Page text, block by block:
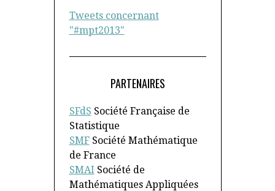
Tweets concernant
"#mpt2013"
PARTENAIRES
SFdS Société Française de
Statistique
SMFSociété Mathématique
de France
SMAI Société de
Mathématiques Appliquées